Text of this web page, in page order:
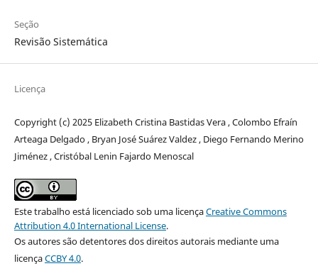
Seção
Revisão Sistemática
Licença
Copyright (c) 2025 Elizabeth Cristina Bastidas Vera , Colombo Efraín
Arteaga Delgado , Bryan José Suárez Valdez , Diego Fernando Merino
Jiménez , Cristóbal Lenin Fajardo Menoscal
Este trabalho está licenciado sob uma licençaCreative Commons
Attribution 4.0 International License.
Os autores são detentores dos direitos autorais mediante uma
licençaCCBY 4.0.